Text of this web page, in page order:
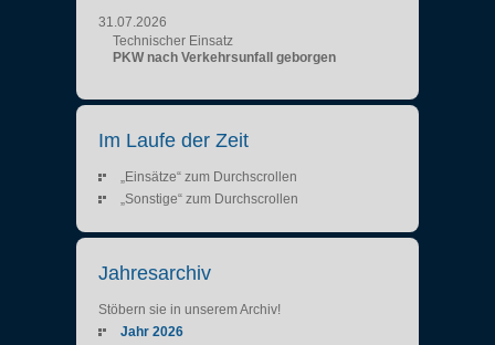
31.07.2026
Technischer Einsatz
PKW nach Verkehrsunfall geborgen
Im Laufe der Zeit
„Einsätze“ zum Durchscrollen
„Sonstige“ zum Durchscrollen
Jahresarchiv
Stöbern sie in unserem Archiv!
Jahr 2026